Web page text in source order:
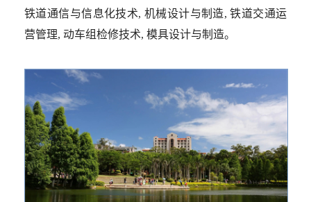
铁道通信与信息化技术, 机械设计与制造, 铁道交通运
营管理, 动车组检修技术, 模具设计与制造。